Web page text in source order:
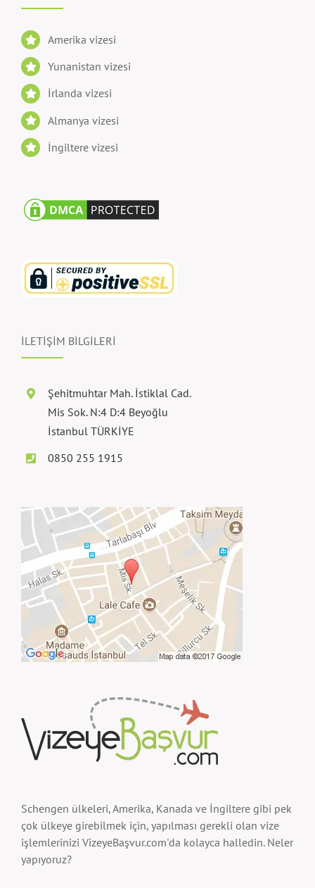
Amerika vizesi
Yunanistan vizesi
İrlanda vizesi
Almanya vizesi
İngiltere vizesi
İLETİŞİM BİLGİLERİ
Şehitmuhtar Mah. İstiklal Cad.
Mis Sok. N:4 D:4 Beyoğlu
İstanbul TÜRKİYE
0850 255 1915
Schengen ülkeleri, Amerika, Kanada ve İngiltere gibi pek
çok ülkeye girebilmek için, yapılması gerekli olan vize
işlemlerinizi VizeyeBaşvur.com'da kolayca halledin. Neler
yapıyoruz?